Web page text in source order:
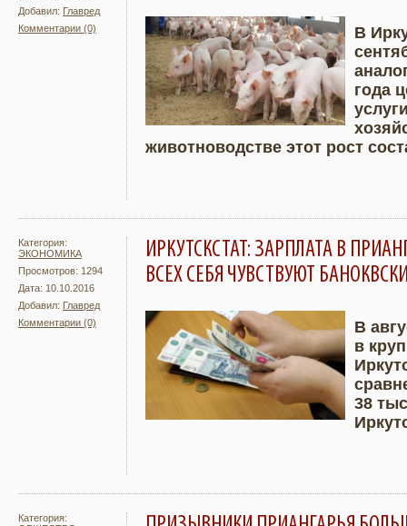
Добавил: Главред
Комментарии (0)
Подробнее
В
года
животноводстве этот рост
Категория:
ЭКОНОМИКА
Просмотров: 1294
Дата: 10.10.2016
Добавил: Главред
Комментарии (0)
ИРКУТСКСТАТ: ЗАРПЛАТА В
ВСЕХ СЕБЯ ЧУВСТВУЮТ
Подробнее
В
в
38
Категория: